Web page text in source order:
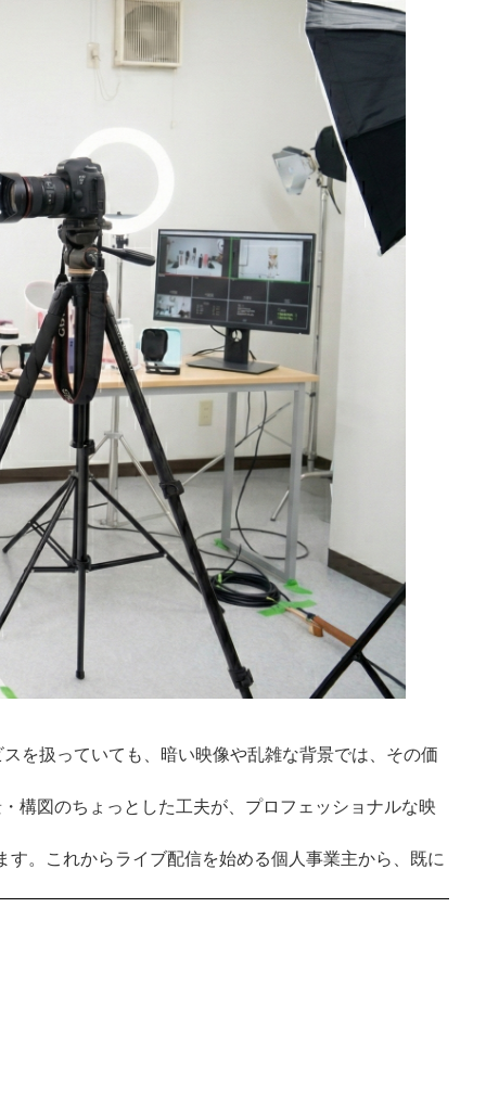
を扱っていても、暗い映像や乱雑な背景では、その価
構図のちょっとした工夫が、プロフェッショナルな映
。これからライブ配信を始める個人事業主から、既に